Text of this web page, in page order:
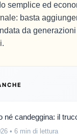
semplice ed
basta
da
né candeggina: il
• 6 min di lettura